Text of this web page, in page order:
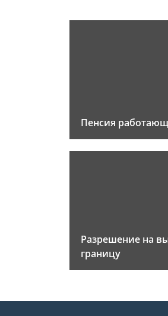
Пенсия
Разрешение на
границу